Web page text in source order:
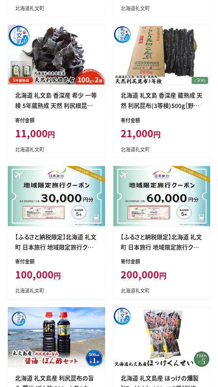
答 】
北海道礼文町
答 】
北海道礼文町
北海道 礼文島 香深産 希少 一等
検 5年蔵熟成 天然 利尻根昆布
100g×2袋［野崎水産］【 昆布 根
尻昆布 熟成 根昆布水 海藻 】
寄付金額
11,000円
北海道礼文町
北海道 礼文島 香深産 蔵熟成 天
然 利尻昆布(3等検)500g［野崎
水産］【 昆布 だし昆布 出汁こん
熟成 海藻 和食 煮物 漬物 旨味 】
寄付金額
21,000円
北海道礼文町
【ふるさと納税限定】北海道 礼文
町 日本旅行 地域限定旅行クー
ポン 30,000円分 ［株式会社日
ン チケット 宿泊券 宿泊 観光 体
験 交通費 礼文島 日本旅行 家族
寄付金額
100,000円
北海道礼文町
【ふるさと納税限定】北海道 礼文
町 日本旅行 地域限定旅行クー
ポン 60,000円分 ［株式会社日
ン チケット 宿泊券 宿泊 観光 体
験 交通費 礼文島 日本旅行 家族
寄付金額
200,000円
北海道礼文町
北海道 礼文島産 利尻昆布の旨
北海道 礼文島産 ほっけの燻製